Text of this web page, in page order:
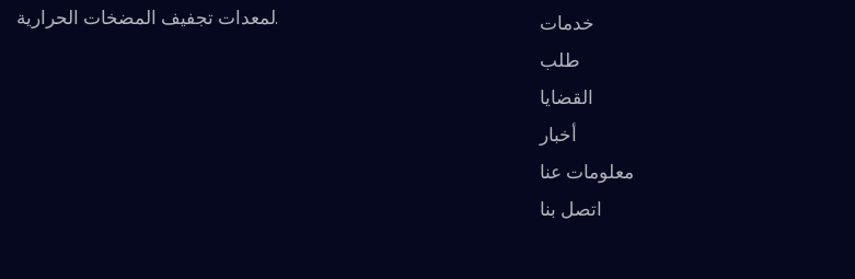
لمعدات تجفيف المضخات الحرارية.
خدمات
طلب
القضايا
أخبار
معلومات عنا
اتصل بنا